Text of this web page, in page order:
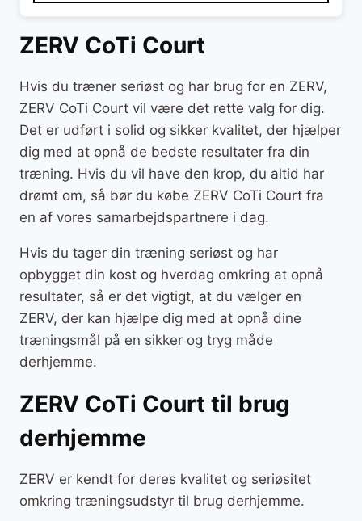
ZERV CoTi Court
Hvis du træner seriøst og har brug for en ZERV,
ZERV CoTi Court vil være det rette valg for dig.
Det er udført i solid og sikker kvalitet, der hjælper
dig med at opnå de bedste resultater fra din
træning. Hvis du vil have den krop, du altid har
drømt om, så bør du købe ZERV CoTi Court fra
en af vores samarbejdspartnere i dag.
Hvis du tager din træning seriøst og har
opbygget din kost og hverdag omkring at opnå
resultater, så er det vigtigt, at du vælger en
ZERV, der kan hjælpe dig med at opnå dine
træningsmål på en sikker og tryg måde
derhjemme.
ZERV CoTi Court til brug
derhjemme
ZERV er kendt for deres kvalitet og seriøsitet
omkring træningsudstyr til brug derhjemme.